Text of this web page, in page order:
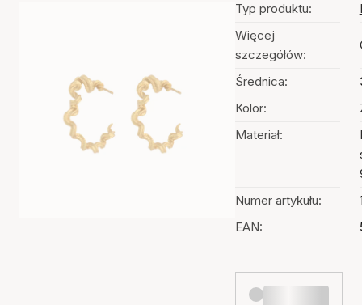
Typ produktu:
Więcej
szczegółów:
Średnica:
Kolor:
Materiał:
Numer artykułu:
EAN: